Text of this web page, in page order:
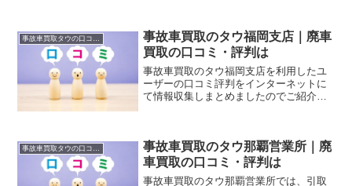
事故車買取タウの口コミ・評判
事故車買取のタウ福岡支店｜廃車
買取の口コミ・評判は
事故車買取のタウ福岡支店を利用したユ
ーザーの口コミ評判をインターネットに
て情報収集しまとめましたのでご紹介し
事故車買取のタウ那覇営業所｜廃
車買取の口コミ・評判は
事故車買取のタウ那覇営業所では、引取